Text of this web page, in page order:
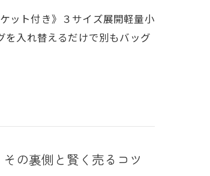
ット付き》３サイズ展開軽量小
を入れ替えるだけで別もバッグ
の裏側と賢く売るコツ